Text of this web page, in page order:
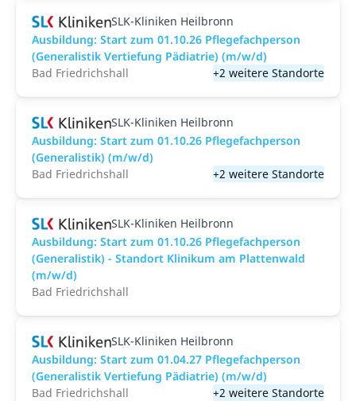
SLK-Kliniken Heilbronn
Ausbildung: Start zum 01.10.26 Pflegefachperson
(Generalistik Vertiefung Pädiatrie) (m/w/d)
Bad Friedrichshall
+2 weitere Standorte
SLK-Kliniken Heilbronn
Ausbildung: Start zum 01.10.26 Pflegefachperson
(Generalistik) (m/w/d)
Bad Friedrichshall
+2 weitere Standorte
SLK-Kliniken Heilbronn
Ausbildung: Start zum 01.10.26 Pflegefachperson
(Generalistik) - Standort Klinikum am Plattenwald
(m/w/d)
Bad Friedrichshall
SLK-Kliniken Heilbronn
Ausbildung: Start zum 01.04.27 Pflegefachperson
(Generalistik Vertiefung Pädiatrie) (m/w/d)
Bad Friedrichshall
+2 weitere Standorte